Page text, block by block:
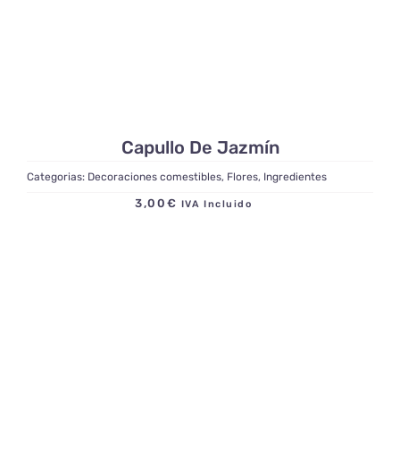
Capullo De Jazmín
Categorias: Decoraciones comestibles, Flores, Ingredientes
3,00 € IVA Incluido